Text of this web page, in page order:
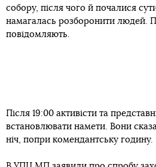
собору, після чого й почалися
намагалась розборонити людей.
повідомляють.
Після 19:00 активісти та
встановлювати намети. Вони
ніч, попри комендантську годину.